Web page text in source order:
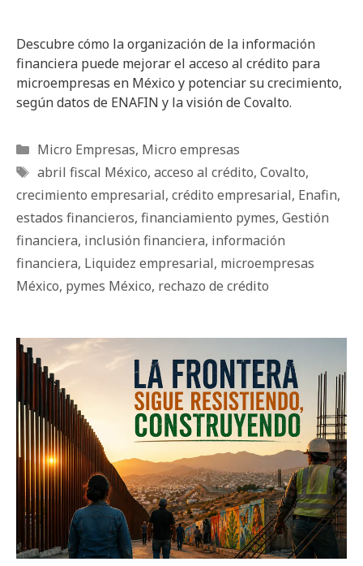
Descubre cómo la organización de la información
financiera puede mejorar el acceso al crédito para
microempresas en México y potenciar su crecimiento,
según datos de ENAFIN y la visión de Covalto.
Categorías
Micro Empresas, Micro empresas
Etiquetas
abril fiscal México, acceso al crédito, Covalto,
crecimiento empresarial, crédito empresarial, Enafin,
estados financieros, financiamiento pymes, Gestión
financiera, inclusión financiera, información
financiera, Liquidez empresarial, microempresas
México, pymes México, rechazo de crédito